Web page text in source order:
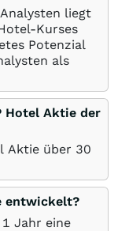
liegt
Kurses
Potenzial
als
Hotel Aktie der
Aktie über 30
entwickelt?
Jahr eine